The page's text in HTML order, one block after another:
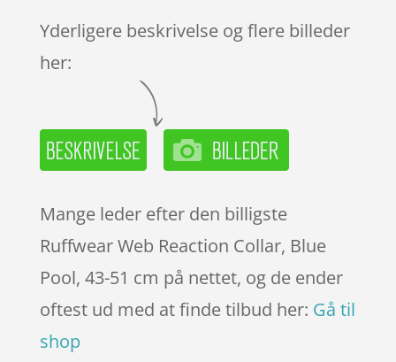
Yderligere beskrivelse og flere billeder
her:
Mange leder efter den billigste
Ruffwear Web Reaction Collar, Blue
Pool, 43-51 cm på nettet, og de ender
oftest ud med at finde tilbud her: Gå til
shop